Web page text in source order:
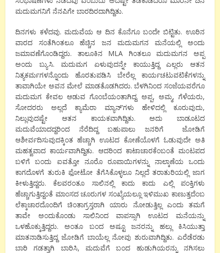
ಮದುಮಗನಿಗೆ ನೆನಪಿಗೇ ಬಾರದಿರದಾಗಿದ್ದಿತು.
ದಿನಗಳು ಕಳೆದವು. ಮದುವೆಯ ಆ ದಿನ ಕೊನೆಗೂ ಬಂದೇ ಬಿಟ್ಟಿತು. ಊರಿನ
ವಾರದ ಸಂತೆಗಿಂತಲೂ ಹೆಚ್ಚಿನ ಜನ ಮದುಮಗನ ಮನೆಯಲ್ಲಿ ಅಂದು
ಜಮಾವಣೆಗೊಂಡಿದ್ದರು. ತಾಲೂಕಿನ MLA ಗಿಂತಲೂ ಮದುಮಗನ ಅಪ್ಪ
ಅಂದು ಬ್ಯುಸಿ. ಮದುಮಗ ಏಳುವುದನ್ನೇ ಕಾಯುತ್ತಿದ್ದ ಎಲ್ಲರು ಆತನ
ನಿತ್ಯಕರ್ಮಗಳನ್ನೊಂದು ಹೊರತುಪಡಿಸಿ ಬೇರೆಲ್ಲ ಕಾರ್ಯಚಟುವಟಿಕೆಗಳನ್ನು
ತಾವಾಗಿಯೇ ಅವನ ಮೇಲೆ ಮಾಡತೊಡಗಿದರು. ಬೆಳಗಿನಿಂದ ಸಂಜೆಯವರೆಗೂ
ಮದುಮಗ ಕೇವಲ ಆಡುವ ಗೊಂಬೆಯಂತಾಗಿದ್ದ. ಅಪ್ಪ,ಅಮ್ಮ, ಗೆಳೆಯರು,
ಸೋದರರು ಅಲ್ಲದೆ ಕ್ಯಾಮೆರಾ ಮ್ಯಾನ್’ಗಳು ಹೇಳಿದಲ್ಲಿ ಕೂರುವುದು,
ನಿಲ್ಲುವುದಷ್ಟೇ ಆತನ ಕಾಯಕವಾಗಿದ್ದಿತು. ಅದು ಬಾಡೂಟದ
ಮದುವೆಯಾದದ್ದರಿಂದ ನೆರೆದಿದ್ದ ಬಹುಪಾಲು ಜನರಿಗೆ
ಜೋಡಿಗೆ
ಆಶೀರ್ವದಿಸುವುದಕ್ಕಿಂತ ಹೆಚ್ಚಾಗಿ ಊಟದ ಕೋಣೆಯೊಳಗೆ ಓಡುವುದೇ ಅತಿ
ಮಹತ್ವವಾದ ಕಾರ್ಯವಾಗಿದ್ದಿತು. ಆದರಿಂದ ಕಾಟಾಚಾರಕೆಂಬಂತೆ ಮ೦ಟಪದ
ಬಳಿಗೆ ಬಂದು ಐವತ್ತೋ ನೂರೊ ರೂಪಾಯಿಗಳನ್ನು ನಾಲ್ಕಾಣೆಯ ಒಂದು
ಕಾಗದೊಳಗೆ ತುರುಕಿ ಫೋಟೋ ತೆಗೆಸಿಕೊಳ್ಳಲೂ ನಿಲ್ಲದೆ ತರಾತುರಿಯಲ್ಲಿ ಜಾಗ
ಕೀಳುತ್ತಿದ್ದರು. ಕೆಲವರಂತೂ ಸಾಲಿನಲ್ಲಿ ಕಾದು ಕಾದು ಎಲ್ಲಿ ಪಂಕ್ತಿಗಳು
ಹೆಚ್ಚಾಗುತ್ತಿದ್ದಂತೆ ಮಾಂಸದ ಚೂರುಗಳ ಸಂಖ್ಯೆಯಲ್ಲೂ ಇಳಿಮುಖ ಕಾಣುತ್ತದೆಂಬ
ಲೆಕ್ಕಾಚಾರದೊಂದಿಗೆ ಚಿಂತಾಗ್ರಸ್ತರಾಗಿ ಯಾರು ನೋಡುತ್ತಿಲ್ಲ ಎಂದು ತಮಗೆ
ತಾವೇ ಅಂದುಕೊಂಡು ಸಾಲಿನಿಂದ ವಾಪಸ್ಸಾಗಿ ಊಟದ ಮನೆಯನ್ನು
ಒಳಹೊಕ್ಕುತ್ತಿದ್ದರು. ಅಂತೂ ಬಂದ ಅಷ್ಟೂ ಜನರನ್ನು ಹಲ್ಲು ಕಿಸಿಯುತ್ತಾ
ಮಾತನಾಡಿಸುತ್ತಿದ್ದ ಜೋಡಿಗೆ ಬಾಯೆಲ್ಲ ನೋವು ಶುರುವಾಗಿದ್ದಿತು. ಎರೆಡೆರಡು
ಬಾರಿ ಗಡತ್ತಾಗಿ ಬಾರಿಸಿ, ಮದುವೆಗೆ ಬಂದ ಹುಡುಗಿಯರನ್ನು ನಗಿಸಲು